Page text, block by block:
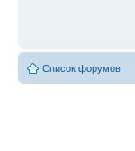
Список форумов